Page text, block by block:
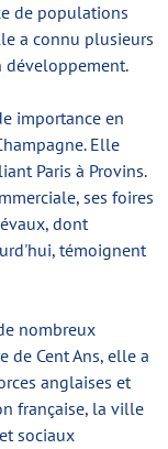
de populations
a connu plusieurs
développement.
importance en
Elle
Paris à Provins.
ses foires
dont
témoignent
nombreux
de Cent Ans, elle a
anglaises et
française, la ville
sociaux